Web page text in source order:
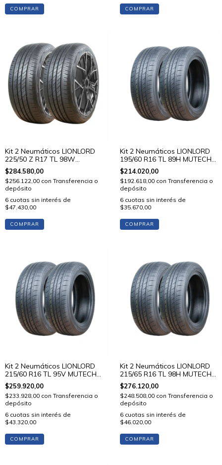
COMPRAR COMPRAR
Kit 2 Neumáticos LIONLORD
225/50 Z R17 TL 98W
MUTECH H02
$284.580,00
$256.122,00 con Transferencia o
depósito
6 cuotas sin interés de
$47.430,00
COMPRAR
Kit 2 Neumáticos LIONLORD
195/60 R16 TL 89H MUTECH
H01
$214.020,00
$192.618,00 con Transferencia o
depósito
6 cuotas sin interés de
$35.670,00
COMPRAR
Kit 2 Neumáticos LIONLORD
215/60 R16 TL 95V MUTECH
H01
$259.920,00
$233.928,00 con Transferencia o
depósito
6 cuotas sin interés de
$43.320,00
COMPRAR
Kit 2 Neumáticos LIONLORD
215/65 R16 TL 98H MUTECH
H01
$276.120,00
$248.508,00 con Transferencia o
depósito
6 cuotas sin interés de
$46.020,00
COMPRAR